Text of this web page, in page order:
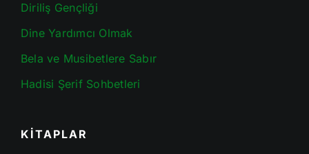
Diriliş Gençliği
Dine Yardımcı Olmak
Bela ve Musibetlere Sabır
Hadisi Şerif Sohbetleri
KİTAPLAR